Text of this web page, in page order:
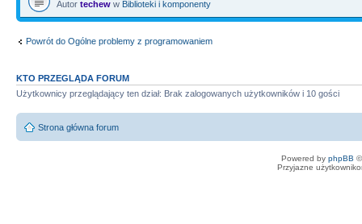
Autor techew w Biblioteki i komponenty
Powrót do Ogólne problemy z programowaniem
KTO PRZEGLĄDA FORUM
Użytkownicy przeglądający ten dział: Brak zalogowanych użytkowników i 10 gości
Strona główna forum
Powered by phpBB
Przyjazne